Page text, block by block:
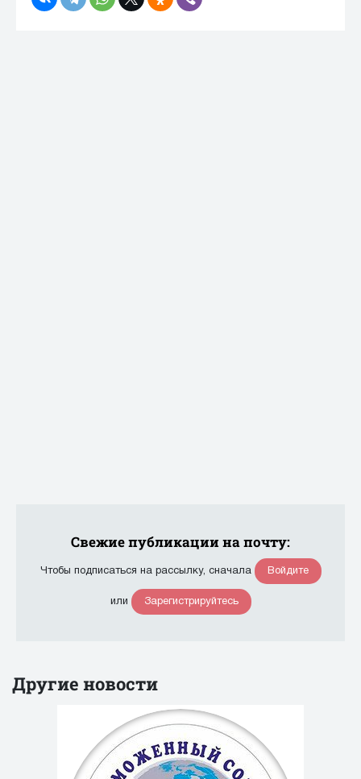
Свежие публикации на почту:
Чтобы подписаться на рассылку, сначала Войдите
или Зарегистрируйтесь
Другие новости